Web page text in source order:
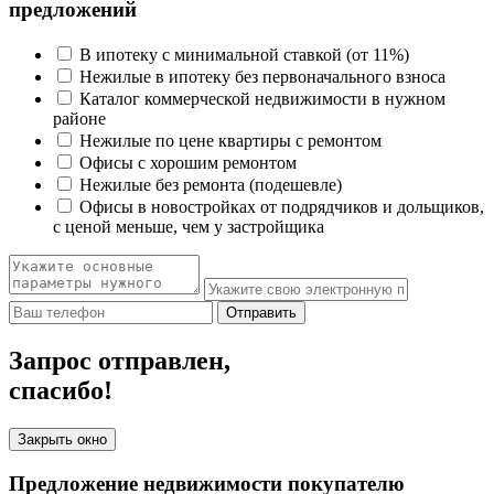
предложений
В ипотеку с минимальной ставкой (от 11%)
Нежилые в ипотеку без первоначального взноса
Каталог коммерческой недвижимости в нужном
районе
Нежилые по цене квартиры с ремонтом
Офисы с хорошим ремонтом
Нежилые без ремонта (подешевле)
Офисы в новостройках от подрядчиков и дольщиков,
с ценой меньше, чем у застройщика
Отправить
Запрос отправлен,
спасибо!
Закрыть окно
Предложение недвижимости покупателю